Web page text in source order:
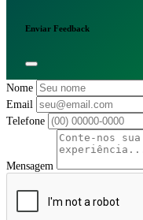
Enviar Feedback
Nome
Email
Telefone
Mensagem